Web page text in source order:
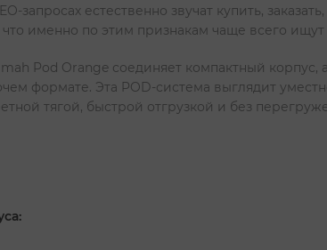
запросах естественно звучат купить,
что именно по этим признакам чаще всего ищут
Pod Orange соединяет компактный
формате. Эта POD-система выглядит
тягой, быстрой отгрузкой и без